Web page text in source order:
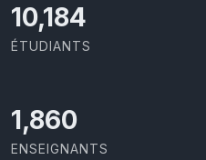
11,110
ÉTUDIANTS
2,029
ENSEIGNANTS